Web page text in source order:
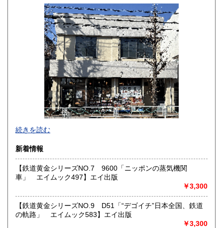
1,800円 広島県
1,800円 徳島県
1,800円 愛媛県
1,800円 福岡県
1,800円 長崎県
1,800円 大分県
宮崎県
沖縄県
東京都では「銀装堂」として営業しております。
基本的には同じ書店となります。
★★ご質問、ご要望はご注文前にお問合せ下さい。★★
★★電話・FAXでの在庫、状態確認及びご注文には対応しま
せん。
すべての方にメールでのお問い合わせを御案内してい
★★メールでのお問い合わせは、用件のみの場合スパムメー
ルと判断して返信いたしません。お名前もお願いいたしま
続きを読む
新着情報
【鉄道黄金シリーズNO.7 9600「ニッポンの蒸気機関
車」 エイムック497】エイ出版
￥3,300
【鉄道黄金シリーズNO.9 D51「“デゴイチ”日本全国、鉄道
の軌路」 エイムック583】エイ出版
￥3,300